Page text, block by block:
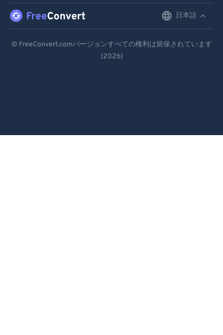
日本語
Español
© FreeConvert.comバージョンすべての権利は留保されています
(2026)